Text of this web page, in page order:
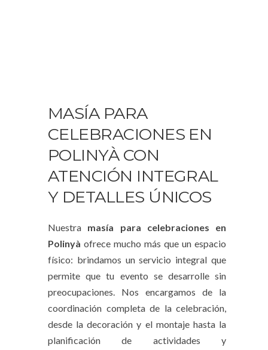
MASÍA PARA
CELEBRACIONES EN
POLINYÀ CON
ATENCIÓN INTEGRAL
Y DETALLES ÚNICOS
Nuestra masía para celebraciones en
Polinyà ofrece mucho más que un espacio
físico: brindamos un servicio integral que
permite que tu evento se desarrolle sin
preocupaciones. Nos encargamos de la
coordinación completa de la celebración,
desde la decoración y el montaje hasta la
planificación de actividades y